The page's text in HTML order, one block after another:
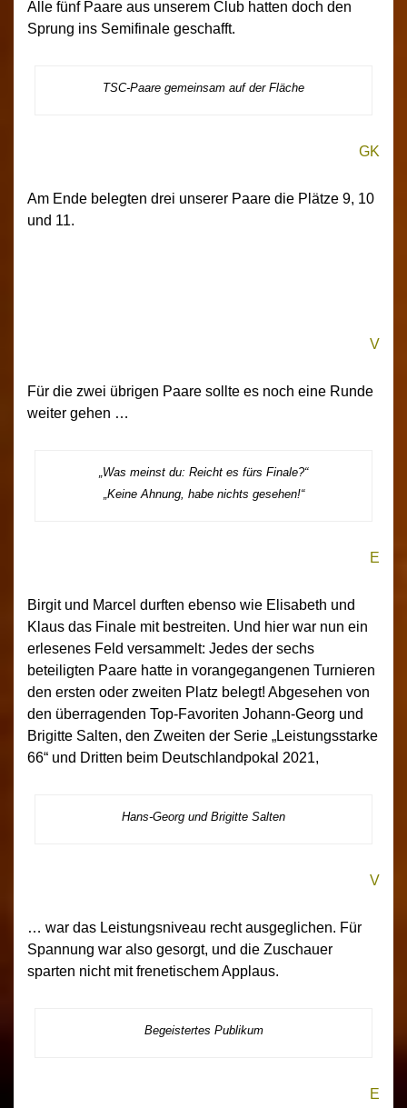
Alle fünf Paare aus unserem Club hatten doch den
Sprung ins Semifinale geschafft.
TSC-Paare gemeinsam auf der Fläche
GK
Am Ende belegten drei unserer Paare die Plätze 9, 10
und 11.
V
Für die zwei übrigen Paare sollte es noch eine Runde
weiter gehen …
„Was meinst du: Reicht es fürs Finale?“
„Keine Ahnung, habe nichts gesehen!“
E
Birgit und Marcel durften ebenso wie Elisabeth und
Klaus das Finale mit bestreiten. Und hier war nun ein
erlesenes Feld versammelt: Jedes der sechs
beteiligten Paare hatte in vorangegangenen Turnieren
den ersten oder zweiten Platz belegt! Abgesehen von
den überragenden Top-Favoriten Johann-Georg und
Brigitte Salten, den Zweiten der Serie „Leistungsstarke
66“ und Dritten beim Deutschlandpokal 2021,
Hans-Georg und Brigitte Salten
V
… war das Leistungsniveau recht ausgeglichen. Für
Spannung war also gesorgt, und die Zuschauer
sparten nicht mit frenetischem Applaus.
Begeistertes Publikum
E